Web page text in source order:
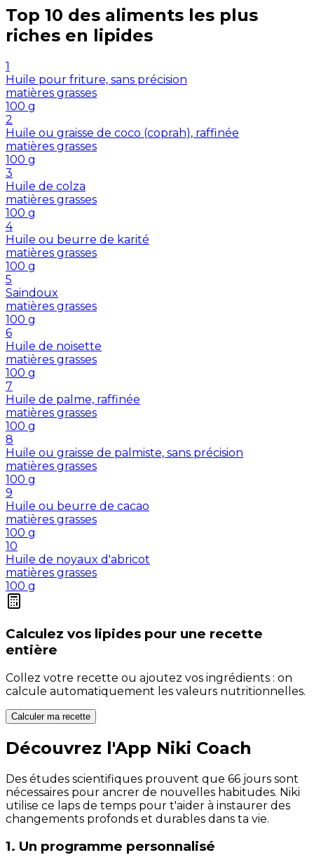
Top 10 des aliments les plus
riches en lipides
1
Huile pour friture, sans précision
matières grasses
100 g
2
Huile ou graisse de coco (coprah), raffinée
matières grasses
100 g
3
Huile de colza
matières grasses
100 g
4
Huile ou beurre de karité
matières grasses
100 g
5
Saindoux
matières grasses
100 g
6
Huile de noisette
matières grasses
100 g
7
Huile de palme, raffinée
matières grasses
100 g
8
Huile ou graisse de palmiste, sans précision
matières grasses
100 g
9
Huile ou beurre de cacao
matières grasses
100 g
10
Huile de noyaux d'abricot
matières grasses
100 g
Calculez vos lipides pour une recette
entière
Collez votre recette ou ajoutez vos ingrédients : on
calcule automatiquement les valeurs nutritionnelles.
Calculer ma recette
Découvrez l'App Niki Coach
Des études scientifiques prouvent que 66 jours sont
nécessaires pour ancrer de nouvelles habitudes. Niki
utilise ce laps de temps pour t'aider à instaurer des
changements profonds et durables dans ta vie.
1. Un programme personnalisé